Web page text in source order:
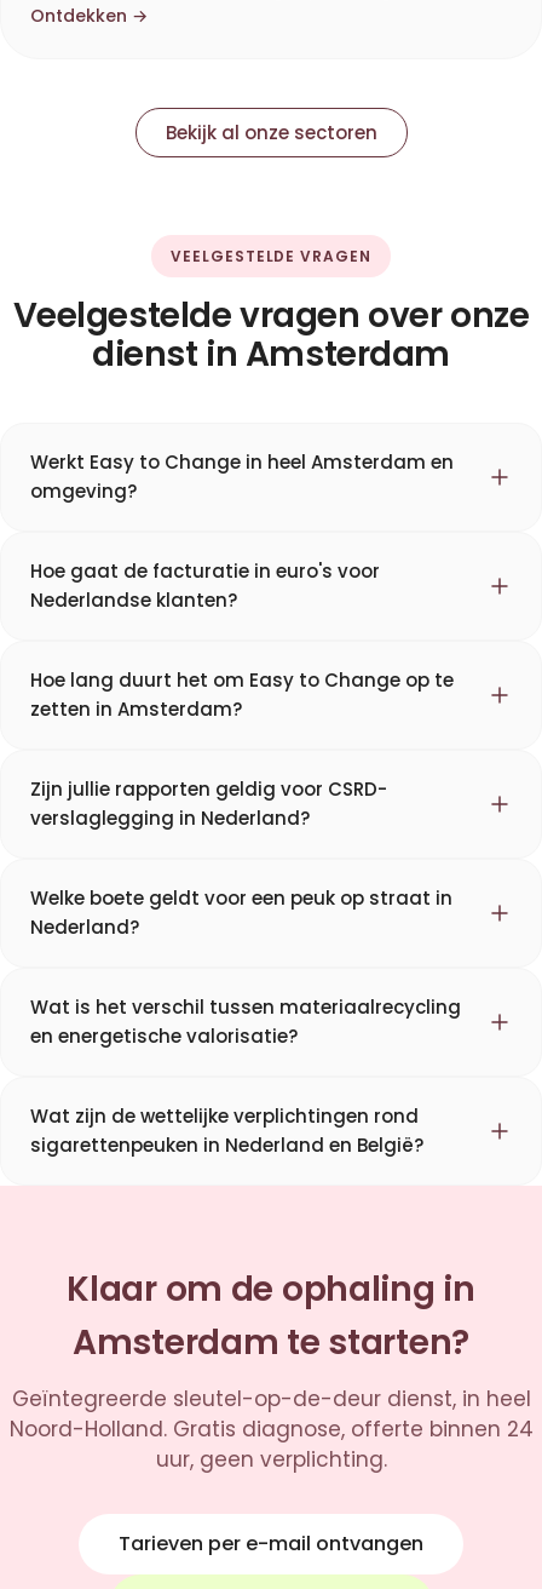
Ontdekken →
Bekijk al onze sectoren
VEELGESTELDE VRAGEN
Veelgestelde vragen over onze
dienst in Amsterdam
Werkt Easy to Change in heel Amsterdam en
omgeving?
Hoe gaat de facturatie in euro's voor
Nederlandse klanten?
Hoe lang duurt het om Easy to Change op te
zetten in Amsterdam?
Zijn jullie rapporten geldig voor CSRD-
verslaglegging in Nederland?
Welke boete geldt voor een peuk op straat in
Nederland?
Wat is het verschil tussen materiaalrecycling
en energetische valorisatie?
Wat zijn de wettelijke verplichtingen rond
sigarettenpeuken in Nederland en België?
Klaar om de ophaling in
Amsterdam te starten?
Geïntegreerde sleutel-op-de-deur dienst, in heel
Noord-Holland. Gratis diagnose, offerte binnen 24
uur, geen verplichting.
Tarieven per e-mail ontvangen